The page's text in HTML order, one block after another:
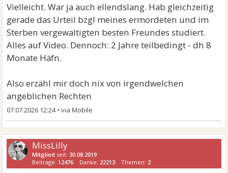
Vielleicht. War ja auch ellendslang. Hab gleichzeitig
gerade das Urteil bzgl meines ermordeten und im
Sterben vergewaltigten besten Freundes studiert.
Alles auf Video. Dennoch: 2 Jahre teilbedingt - dh 8
Monate Häfn.
Also erzähl mir doch nix von irgendwelchen
angeblichen Rechten
07.07.2026 12:24•
MissLilly
Mitglied seit: 30.08.2019
Beiträge: 12476 Danke: 22213 Themen: 2